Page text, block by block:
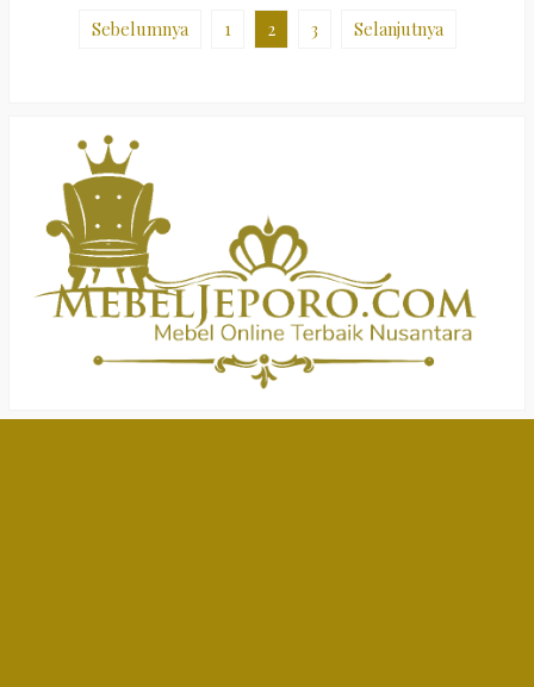
Sebelumnya 1 2 3 Selanjutnya